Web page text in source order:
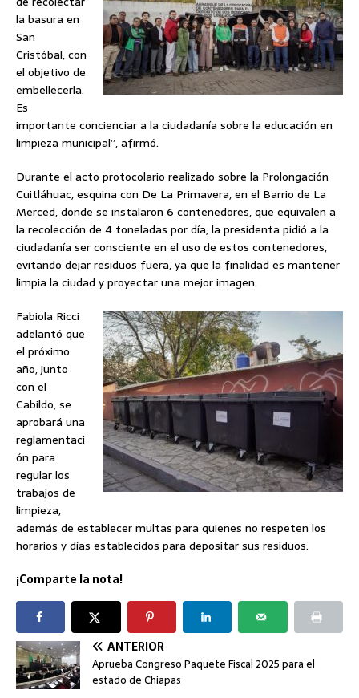
la basura en
San
Cristóbal, con
el objetivo de
embellecerla.
Es
importante concienciar a la ciudadanía sobre la educación en
limpieza municipal”, afirmó.
Durante el acto protocolario realizado sobre la Prolongación
Cuitláhuac, esquina con De La Primavera, en el Barrio de La
Merced, donde se instalaron 6 contenedores, que equivalen a
la recolección de 4 toneladas por día, la presidenta pidió a la
ciudadanía ser consciente en el uso de estos contenedores,
evitando dejar residuos fuera, ya que la finalidad es mantener
limpia la ciudad y proyectar una mejor imagen.
Fabiola Ricci
adelantó que
el próximo
año, junto
con el
Cabildo, se
aprobará una
reglamentaci
ón para
regular los
trabajos de
limpieza,
además de establecer multas para quienes no respeten los
horarios y días establecidos para depositar sus residuos.
¡Comparte la nota!
ANTERIOR
Aprueba Congreso Paquete Fiscal 2025 para el
estado de Chiapas